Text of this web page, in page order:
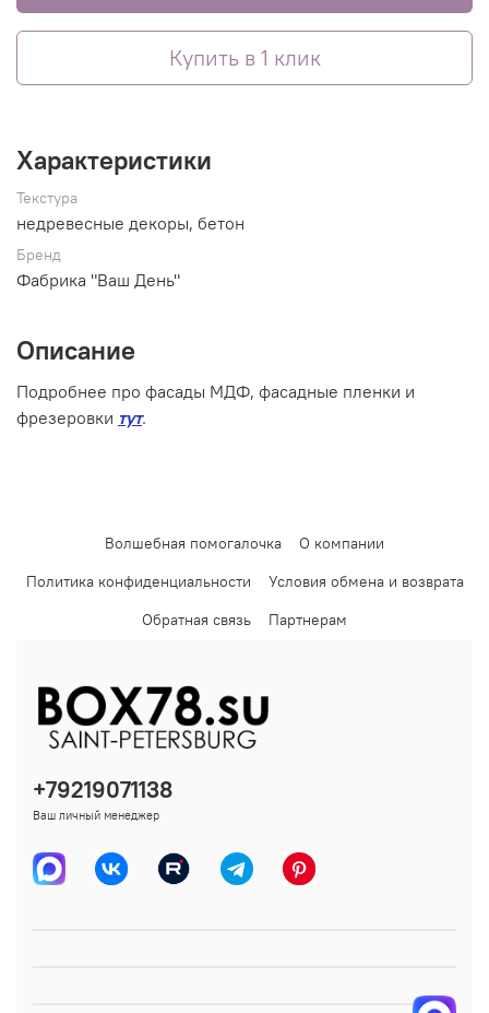
Купить в 1 клик
Характеристики
Текстура
недревесные декоры, бетон
Бренд
Фабрика "Ваш День"
Описание
Подробнее про фасады МДФ, фасадные пленки и
фрезеровки тут.
Волшебная помогалочка
О компании
Политика конфиденциальности
Условия обмена и возврата
Обратная связь
Партнерам
+79219071138
Ваш личный менеджер